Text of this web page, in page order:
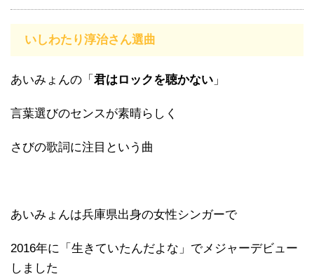
いしわたり淳治さん選曲
あいみょんの「 君はロックを聴かない 」
言葉選びのセンスが素晴らしく
さびの歌詞に注目という曲
あいみょんは兵庫県出身の女性シンガーで
2016年に「生きていたんだよな」でメジャーデビュー
しました